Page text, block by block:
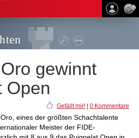
gewinnt
Open
Gefällt mir! 0 Kommentare
eines der größten Schachtalente
Meister der FIDE-